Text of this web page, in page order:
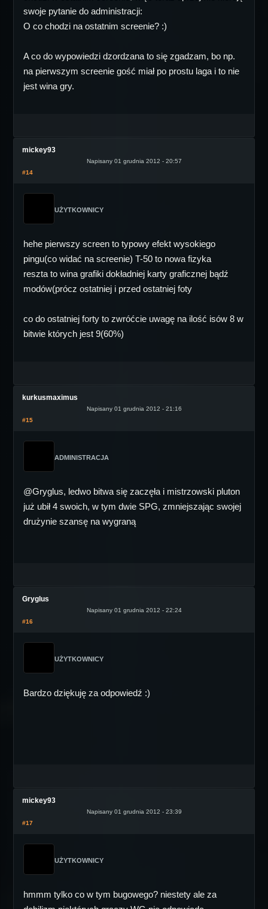
swoje pytanie do administracji:
O co chodzi na ostatnim screenie? :)
A co do wypowiedzi dzordzana to się zgadzam, bo np.
na pierwszym screenie gość miał po prostu laga i to nie
jest wina gry.
mickey93
Napisany 01 grudnia 2012 - 20:57
#14
UŻYTKOWNICY
hehe pierwszy screen to typowy efekt wysokiego
pingu(co widać na screenie) T-50 to nowa fizyka
reszta to wina grafiki dokładniej karty graficznej bądź
modów(prócz ostatniej i przed ostatniej foty
co do ostatniej forty to zwróćcie uwagę na ilość isów 8 w
bitwie których jest 9(60%)
kurkusmaximus
Napisany 01 grudnia 2012 - 21:16
#15
ADMINISTRACJA
@Gryglus, ledwo bitwa się zaczęła i mistrzowski pluton
już ubił 4 swoich, w tym dwie SPG, zmniejszając swojej
drużynie szansę na wygraną
Gryglus
Napisany 01 grudnia 2012 - 22:24
#16
UŻYTKOWNICY
Bardzo dziękuję za odpowiedź :)
mickey93
Napisany 01 grudnia 2012 - 23:39
#17
UŻYTKOWNICY
hmmm tylko co w tym bugowego? niestety ale za